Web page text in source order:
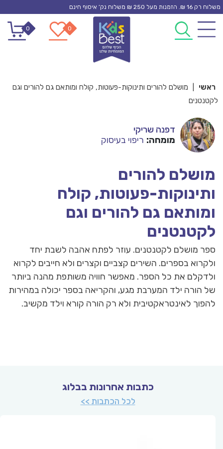
Skip
content
משלוח רק 16 ₪. הזמנות מעל 250 ₪ משלוח נק’ איסוף חינם
0
0
ראשי
מושלם להורים ותינוקות-פעוטות, קולח ומותאם גם להורים וגם
לקטנטנים
דפנה שריקי
מומחה: ריפוי בעיסוק
מושלם להורים
ותינוקות-פעוטות, קולח
ומותאם גם להורים וגם
לקטנטנים
ספר מושלם לקטנטנים. עוזר לפתח אהבה לשבת יחד
ולקרוא בספרים. השירים קצביים וקצרים ולא חייבים לקרוא
ולדקלם את כל הספר. מאפשר חוויה משותפת מהנה ביותר
של הורה ילד המערבת מגע, והקריאה בספר יכולה במהירות
להפוך לאינטראקטיבית ולא רק הורה קורא וילד מקשיב.
כתבות אחרונות בבלוג
לכל הכתבות >>